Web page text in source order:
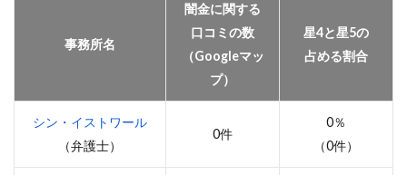
事務所名
闇金に関する
口コミの数
（Googleマッ
プ）
星4と星5の
占める割合
シン・イストワール
（弁護士）
0件
0％
（0件）